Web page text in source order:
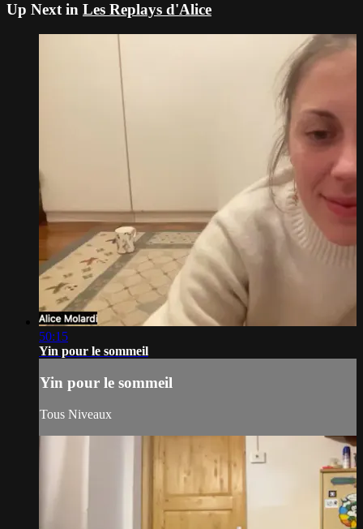
Up Next in Les Replays d'Alice
50:15
Yin pour le sommeil
Yin pour le sommeil
Tous Niveaux